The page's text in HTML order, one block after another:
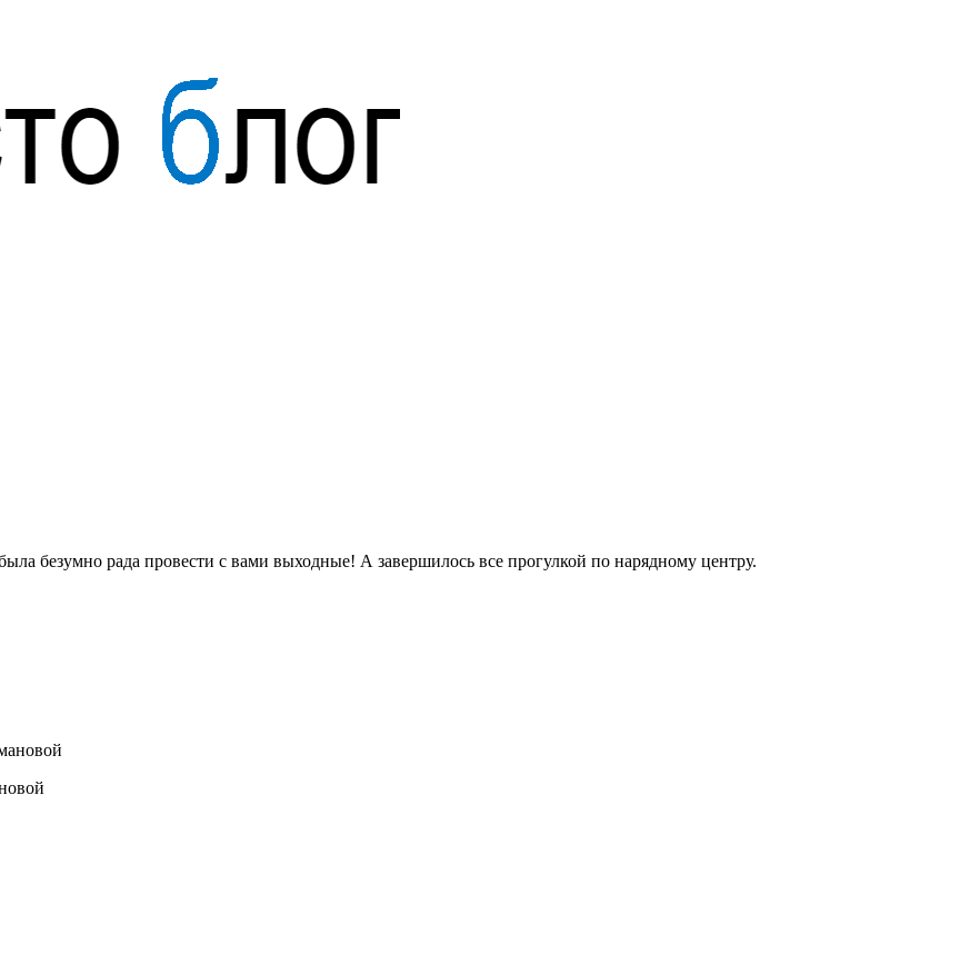
безумно рада провести с вами выходные! А завершилось все прогулкой по нарядному центру.